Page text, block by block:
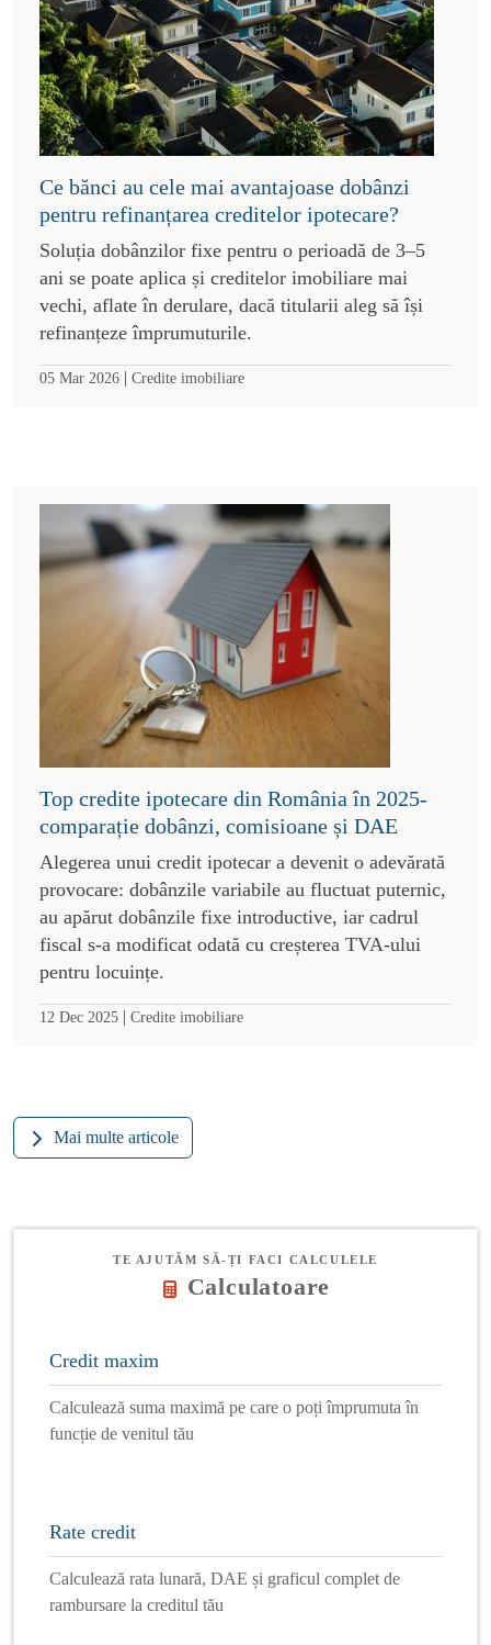
Ce bănci au cele mai avantajoase dobânzi
pentru refinanțarea creditelor ipotecare?
Soluția dobânzilor fixe pentru o perioadă de 3–5
ani se poate aplica și creditelor imobiliare mai
vechi, aflate în derulare, dacă titularii aleg să își
refinanțeze împrumuturile.
05 Mar 2026 | Credite imobiliare
Top credite ipotecare din România în 2025-
comparație dobânzi, comisioane și DAE
Alegerea unui credit ipotecar a devenit o adevărată
provocare: dobânzile variabile au fluctuat puternic,
au apărut dobânzile fixe introductive, iar cadrul
fiscal s-a modificat odată cu creșterea TVA-ului
pentru locuințe.
12 Dec 2025 | Credite imobiliare
Mai multe articole
TE AJUTĂM SĂ-ȚI FACI CALCULELE
Calculatoare
Credit maxim
Calculează suma maximă pe care o poți împrumuta în
funcție de venitul tău
Rate credit
Calculează rata lunară, DAE și graficul complet de
rambursare la creditul tău